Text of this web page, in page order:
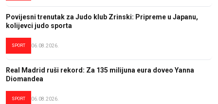
Povijesni trenutak za Judo klub Zrinski: Pripreme u Japanu,
kolijevci judo sporta
SPORT 06.08.2026.
Real Madrid ruši rekord: Za 135 milijuna eura doveo Yanna
Diomandea
SPORT 06.08.2026.